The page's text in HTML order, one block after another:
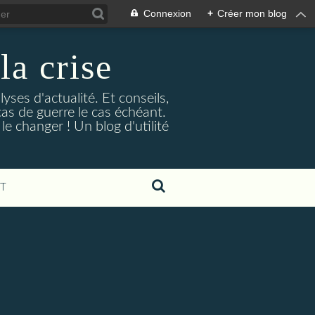
Connexion + Créer mon blog
crise
d'actualité. Et conseils,
de guerre le cas échéant.
changer ! Un blog d'utilité